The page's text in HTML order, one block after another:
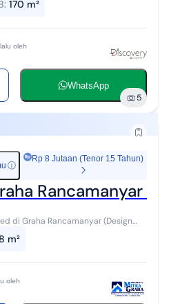
: 170 m²
oleh
WhatsApp
5
ⓘ
Rp 8 Jutaan (Tenor 15 Tahun)
Rancamanyar
di Graha Rancamanyar (Design
98m² Kt. 3/Km. 2 Listrik 2200W/Air
m²
oleh